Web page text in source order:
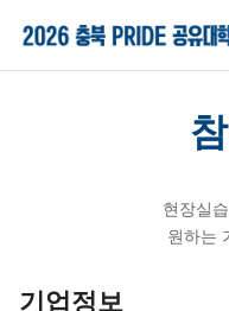
현장실
원하는
기업정보